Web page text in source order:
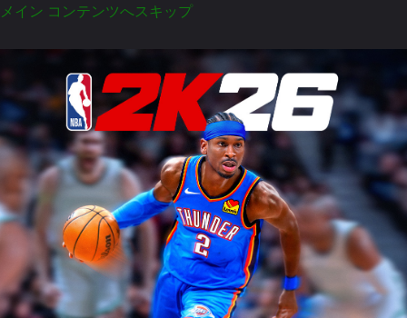
メイン コンテンツへスキップ